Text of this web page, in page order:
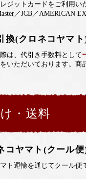
ジットカードをご利用い
／JCB／AMERICAN
換(クロネコヤマト
は、代引き手数料として
いただいております。商
・送料
コヤマト(クール便
ト運輸を通じてクール便